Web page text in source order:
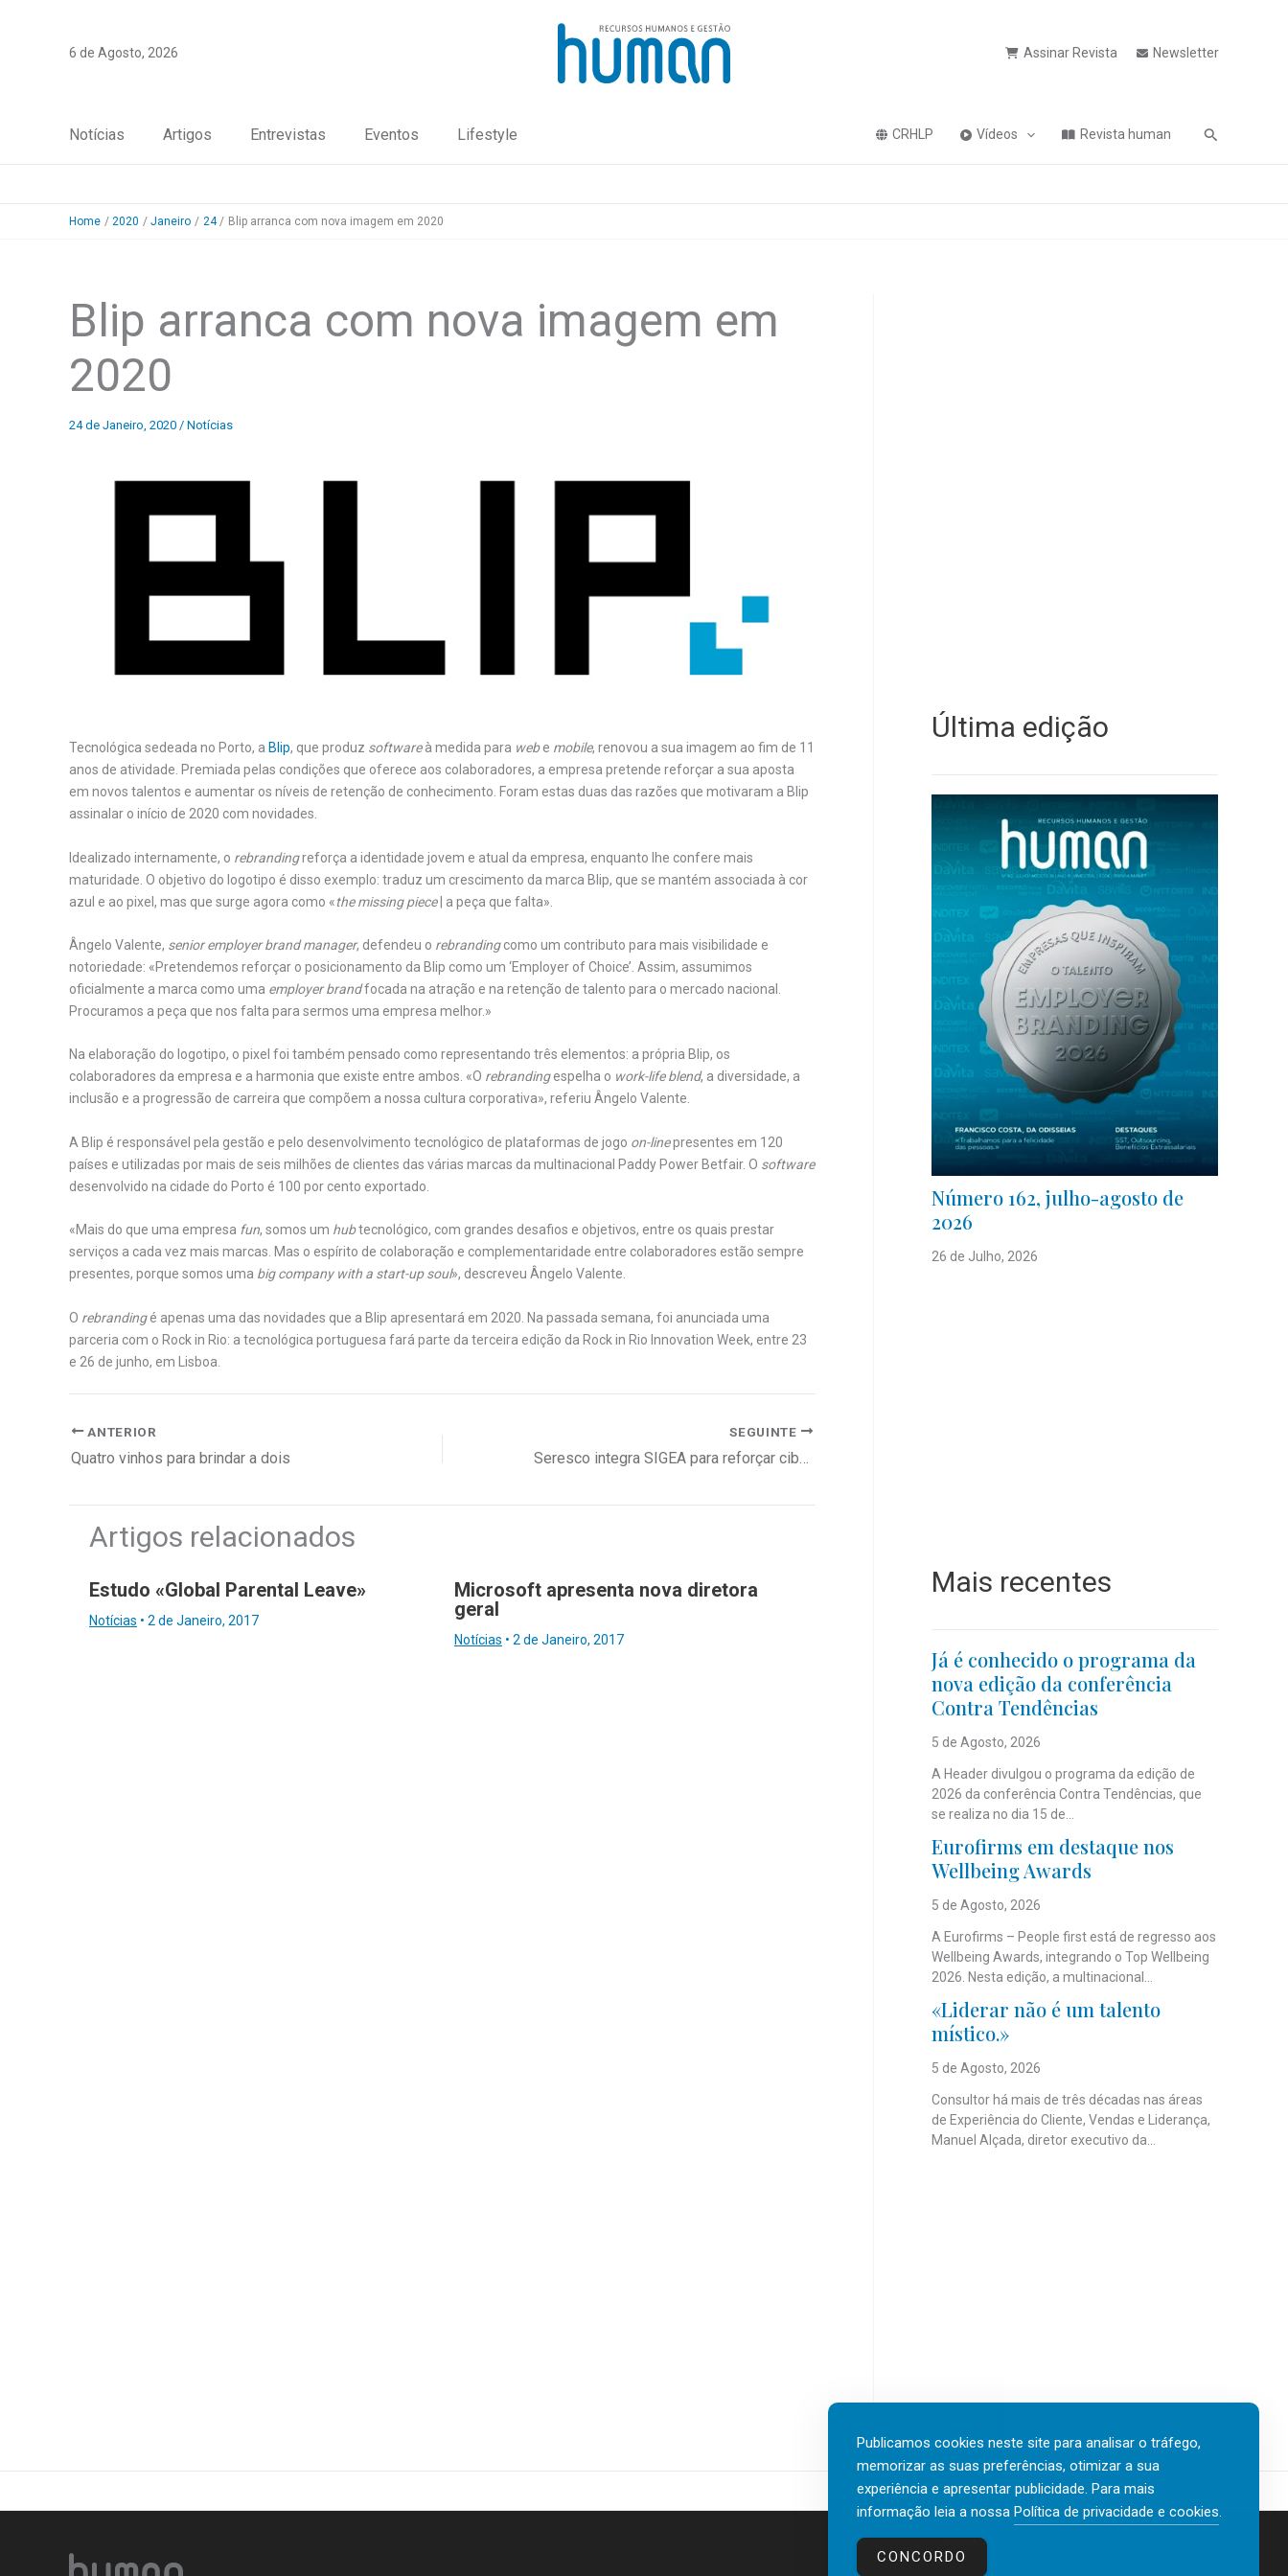
6 de Agosto, 2026 Assinar Revista Newsletter
Notícias Artigos Entrevistas Eventos Lifestyle CRHLP Vídeos Revista human Pesquisa
Home 2020 Janeiro 24 Blip arranca com nova imagem em 2020
Blip arranca com nova imagem em
2020
24 de Janeiro, 2020 / Notícias
Tecnológica sedeada no Porto, a Blip, que produz softwareà medida para webe mobile, renovou a sua imagem ao fim de 11
anos de atividade. Premiada pelas condições que oferece aos colaboradores, a empresa pretende reforçar a sua aposta
em novos talentos e aumentar os níveis de retenção de conhecimento. Foram estas duas das razões que motivaram a Blip
assinalar o início de 2020 com novidades.
Idealizado internamente, o rebrandingreforça a identidade jovem e atual da empresa, enquanto lhe confere mais
maturidade. O objetivo do logotipo é disso exemplo: traduz um crescimento da marca Blip, que se mantém associada à cor
azul e ao pixel, mas que surge agora como «the missing piece| a peça que falta».
Ângelo Valente, senior employer brand manager, defendeu o rebrandingcomo um contributo para mais visibilidade e
notoriedade: «Pretendemos reforçar o posicionamento da Blip como um ‘Employer of Choice’. Assim, assumimos
oficialmente a marca como uma employer brandfocada na atração e na retenção de talento para o mercado nacional.
Procuramos a peça que nos falta para sermos uma empresa melhor.»
Na elaboração do logotipo, o pixel foi também pensado como representando três elementos: a própria Blip, os
colaboradores da empresa e a harmonia que existe entre ambos. «O rebrandingespelha o work-life blend, a diversidade, a
inclusão e a progressão de carreira que compõem a nossa cultura corporativa», referiu Ângelo Valente.
A Blip é responsável pela gestão e pelo desenvolvimento tecnológico de plataformas de jogo on-linepresentes em 120
países e utilizadas por mais de seis milhões de clientes das várias marcas da multinacional Paddy Power Betfair. O software
desenvolvido na cidade do Porto é 100 por cento exportado.
«Mais do que uma empresa fun, somos um hubtecnológico, com grandes desafios e objetivos, entre os quais prestar
serviços a cada vez mais marcas. Mas o espírito de colaboração e complementaridade entre colaboradores estão sempre
presentes, porque somos uma big company with a start-up soul», descreveu Ângelo Valente.
O rebrandingé apenas uma das novidades que a Blip apresentará em 2020. Na passada semana, foi anunciada uma
parceria com o Rock in Rio: a tecnológica portuguesa fará parte da terceira edição da Rock in Rio Innovation Week, entre 23
e 26 de junho, em Lisboa.
ANTERIOR
Quatro vinhos para brindar a dois
SEGUINTE
Seresco integra SIGEA para reforçar cibersegurança
Artigos relacionados
Estudo «Global Parental Leave»
Notícias • 2 de Janeiro, 2017
Microsoft apresenta nova diretora
geral
Notícias • 2 de Janeiro, 2017
Última edição
Número 162, julho-agosto de
2026
26 de Julho, 2026
Mais recentes
Já é conhecido o programa da
nova edição da conferência
Contra Tendências
5 de Agosto, 2026
A Header divulgou o programa da edição de
2026 da conferência Contra Tendências, que
se realiza no dia 15 de...
Eurofirms em destaque nos
Wellbeing Awards
5 de Agosto, 2026
A Eurofirms – People first está de regresso aos
Wellbeing Awards, integrando o Top Wellbeing
2026. Nesta edição, a multinacional...
«Liderar não é um talento
místico.»
5 de Agosto, 2026
Consultor há mais de três décadas nas áreas
de Experiência do Cliente, Vendas e Liderança,
Manuel Alçada, diretor executivo da...
Contactos
Publicamos cookies neste site para analisar o tráfego,
memorizar as suas preferências, otimizar a sua
experiência e apresentar publicidade. Para mais
informação leia a nossa Política de privacidade e cookies.
CONCORDO